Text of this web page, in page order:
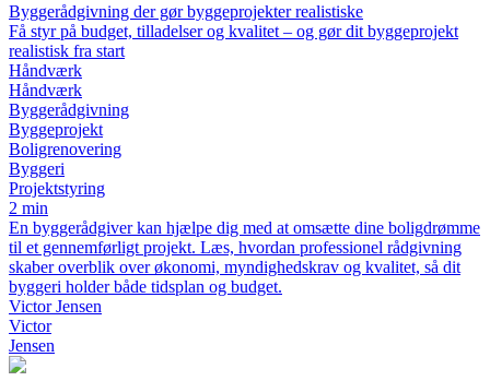
Byggerådgivning der gør byggeprojekter realistiske
Få styr på budget, tilladelser og kvalitet – og gør dit byggeprojekt
realistisk fra start
Håndværk
Håndværk
Byggerådgivning
Byggeprojekt
Boligrenovering
Byggeri
Projektstyring
2 min
En byggerådgiver kan hjælpe dig med at omsætte dine boligdrømme
til et gennemførligt projekt. Læs, hvordan professionel rådgivning
skaber overblik over økonomi, myndighedskrav og kvalitet, så dit
byggeri holder både tidsplan og budget.
Victor Jensen
Victor
Jensen